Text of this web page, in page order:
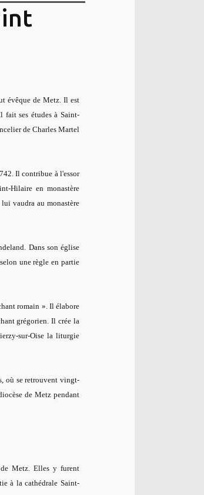
évêque de Metz. Il est
fait ses études à Saint-
de Charles Martel
Il contribue à l'essor
Hilaire en monastère
vaudra au monastère
Dans son église
une règle en partie
romain ». Il élabore
grégorien. Il crée la
sur-Oise la liturgie
où se retrouvent vingt-
de Metz pendant
de Metz. Elles y furent
à la cathédrale Saint-